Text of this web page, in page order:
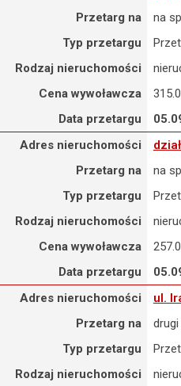
Przetarg na
na
Typ przetargu
Rodzaj nieruchomości
Cena wywoławcza
Data przetargu
nieruchomości : działka nr
Adres nieruchomości
Przetarg na
na
Typ przetargu
Rodzaj nieruchomości
Cena wywoławcza
Data przetargu
nieruchomości : ul. Iracka 7
Adres nieruchomości
ul.
Przetarg na
Typ przetargu
Rodzaj nieruchomości